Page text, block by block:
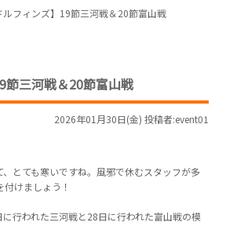
ルフィンズ】19節三河戦＆20節富山戦
節三河戦＆20節富山戦
2026年01月30日(金) 投稿者:event01
とても寒いですね。風邪で休むスタッフが多
けましょう！
行われた三河戦と28日に行われた富山戦の模